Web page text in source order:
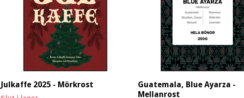
Julkaffe 2025 - Mörkrost
Guatemala, Blue Ayarza -
Mellanrost